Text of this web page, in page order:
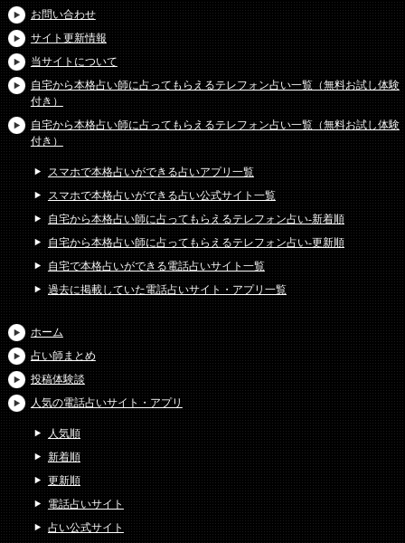
お問い合わせ
サイト更新情報
当サイトについて
自宅から本格占い師に占ってもらえるテレフォン占い一覧（無料お試し体験
付き）
自宅から本格占い師に占ってもらえるテレフォン占い一覧（無料お試し体験
付き）
スマホで本格占いができる占いアプリ一覧
スマホで本格占いができる占い公式サイト一覧
自宅から本格占い師に占ってもらえるテレフォン占い-新着順
自宅から本格占い師に占ってもらえるテレフォン占い-更新順
自宅で本格占いができる電話占いサイト一覧
過去に掲載していた電話占いサイト・アプリ一覧
ホーム
占い師まとめ
投稿体験談
人気の電話占いサイト・アプリ
人気順
新着順
更新順
電話占いサイト
占い公式サイト